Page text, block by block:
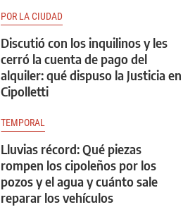
POR LA CIUDAD
Discutió con los inquilinos y les
cerró la cuenta de pago del
alquiler: qué dispuso la Justicia en
Cipolletti
TEMPORAL
Lluvias récord: Qué piezas
rompen los cipoleños por los
pozos y el agua y cuánto sale
reparar los vehículos